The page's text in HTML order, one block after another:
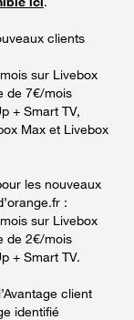
clients
sur Livebox
de 7€/mois
+ Smart TV,
Max et Livebox
les nouveaux
:
sur Livebox
de 2€/mois
+ Smart TV.
client
identifié